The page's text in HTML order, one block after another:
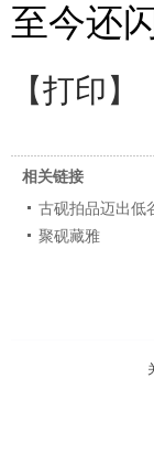
至今还
【打印】
相关链接
古砚拍品迈出低
聚砚藏雅